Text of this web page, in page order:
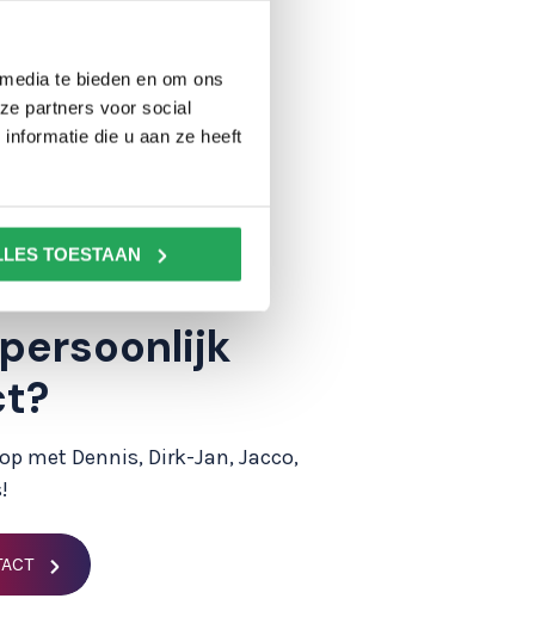
te bieden en om ons
partners voor social
die u aan ze heeft
TOESTAAN
met Dennis, Dirk-Jan, Jacco,